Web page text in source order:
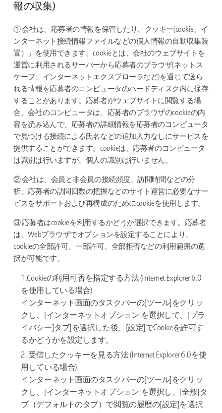
報の収集)
① 会社は、応募者の情報を保管したり、クッキー(cookie、イ
ンターネット接続情報ファイルなどの個人情報の自動収集装
置）」を使用できます。cookieとは、会社のウェブサイトを
運営に利用されるサーバーから応募者のブラウザ(ネットス
ケープ、インターネットエクスプローラなど)を通じて送ら
れる情報を応募者のコンピュータのハードディスク内に保存
することがあります。応募者がウェブサイトに閲覧する場
合、会社のコンピュータは、応募者のブラウザのcookieの内
容を読み込んで、応募者の詳細情報を応募者のコンピュータ
で見つける接続による氏名などの追加入力なしにサービスを
提供することができます。cookieは、応募者のコンピュータ
は識別は行いますが、個人の識別は行いません。
② 会社は、会員と非会員の接続頻度、訪問時間などの分
析、応募者の訪問回数の把握などのサイト運営に必要なサー
ビスをサポートおよび再構成のためにcookieを使用します。
③ 応募者はcookieを利用するかどうか選択できます。応募者
は、Webブラウザでオプションを設定することにより、
cookieの全部許可、一部許可、全部拒否などの利用範囲の選
択が可能です。
1.Cookieの利用可否を指定する方法 (Internet Explorer 6.0
を使用している場合)
インターネット画面のタスクバーの[ツール]をクリッ
クし、[インターネットオプション]を選択して、[プラ
イバシー]タブ]を選択した後、[設定]でCookieを許可す
るかどうかを設定します。
2. 受信したクッキーを見る方法 (Internet Explorer 6.0を使
用している場合)
インターネット画面のタスクバーの[ツール]をクリッ
クし、[インターネットオプション]を選択し、[全般]タ
ブ（デフォルトのタブ）で閲覧の履歴の[設定]を選択